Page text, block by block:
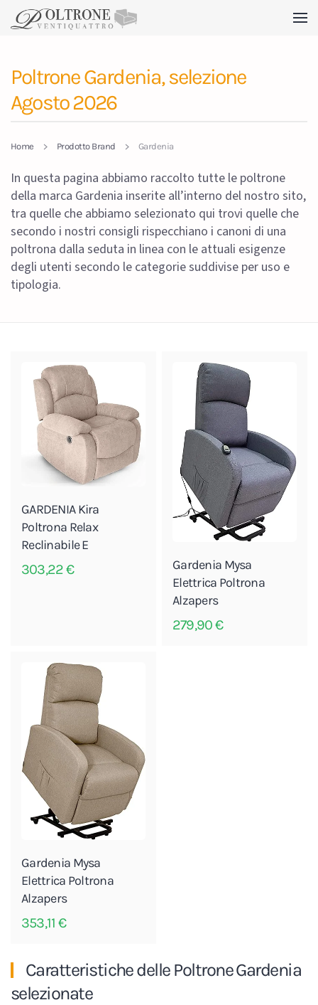
Poltrone Gardenia, selezione
Agosto 2026
Home Prodotto Brand Gardenia
In questa pagina abbiamo raccolto tutte le poltrone
della marca Gardenia inserite all’interno del nostro sito,
tra quelle che abbiamo selezionato qui trovi quelle che
secondo i nostri consigli rispecchiano i canoni di una
poltrona dalla seduta in linea con le attuali esigenze
degli utenti secondo le categorie suddivise per uso e
tipologia.
GARDENIA Kira
Poltrona Relax
Reclinabile E
303,22€
Gardenia Mysa
Elettrica Poltrona
Alzapers
279,90€
Gardenia Mysa
Elettrica Poltrona
Alzapers
353,11€
Caratteristiche delle Poltrone Gardenia
selezionate